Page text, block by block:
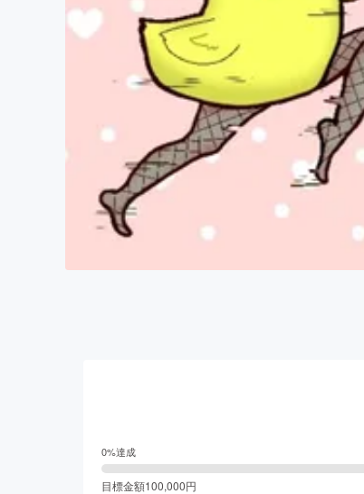
0%達成
目標金額100,000円